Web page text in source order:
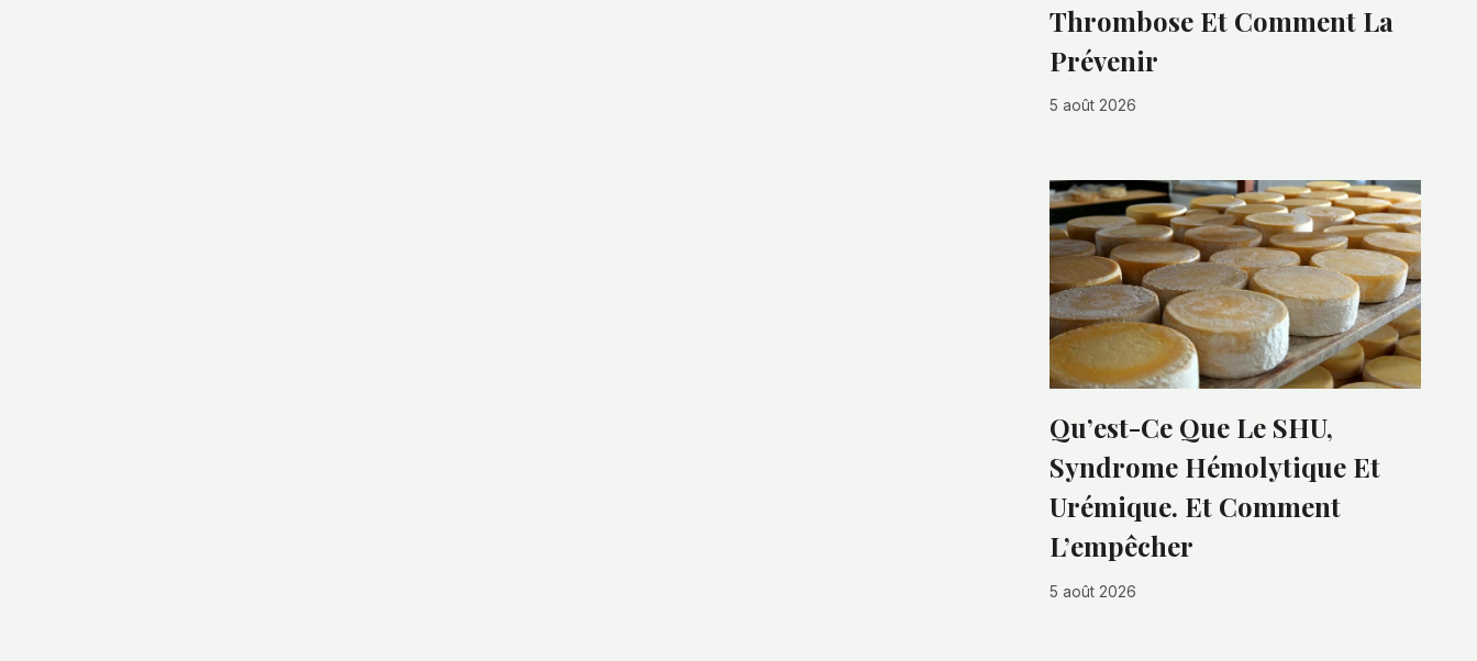
Thrombose Et Comment La
Prévenir
5 août 2026
Qu’est-Ce Que Le SHU,
Syndrome Hémolytique Et
Urémique. Et Comment
L’empêcher
5 août 2026